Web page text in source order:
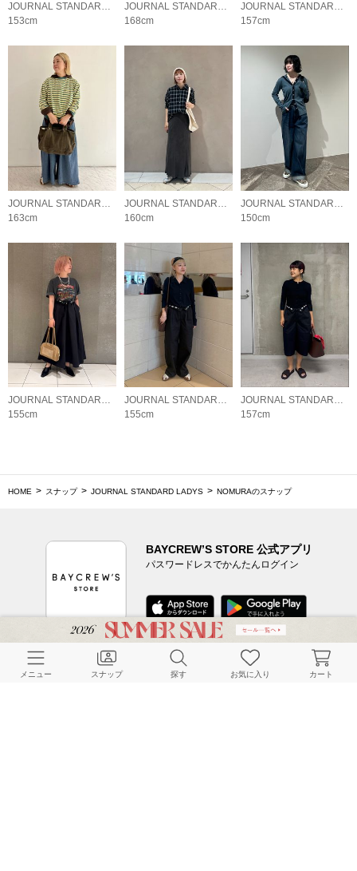
JOURNAL STANDARD LADYS
153cm
JOURNAL STANDARD LADYS
168cm
JOURNAL STANDARD LADYS
157cm
163cm
160cm
150cm
155cm
155cm
157cm
HOME スナップ JOURNAL STANDARD LADYS NOMURAのスナップ
BAYCREW’S STORE 公式アプリ
パスワードレスでかんたんログイン
CUSTOMER SERVICE
メニュー スナップ 探す お気に入り カート